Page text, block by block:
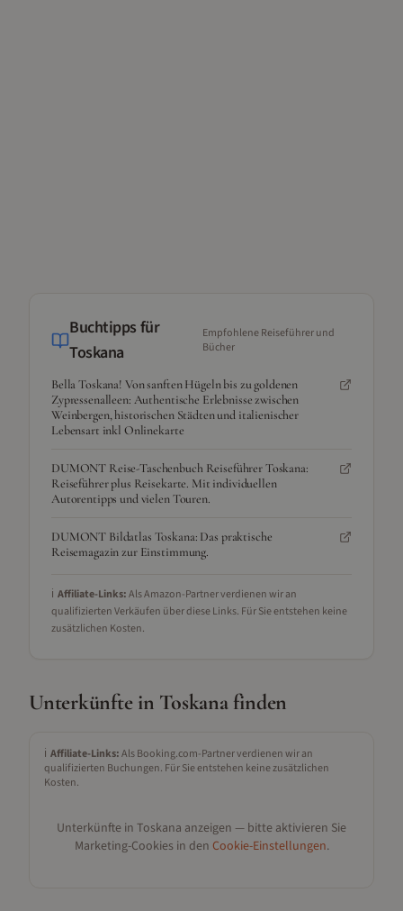
Buchtipps für
Toskana
Empfohlene Reiseführer und
Bücher
Bella Toskana! Von sanften Hügeln bis zu goldenen
Zypressenalleen: Authentische Erlebnisse zwischen
Weinbergen, historischen Städten und italienischer
Lebensart inkl Onlinekarte
DUMONT Reise-Taschenbuch Reiseführer Toskana:
Reiseführer plus Reisekarte. Mit individuellen
Autorentipps und vielen Touren.
DUMONT Bildatlas Toskana: Das praktische
Reisemagazin zur Einstimmung.
ℹ️ Affiliate-Links:Als Amazon-Partner verdienen wir an
qualifizierten Verkäufen über diese Links. Für Sie entstehen keine
zusätzlichen Kosten.
Unterkünfte in Toskanafinden
ℹ️ Affiliate-Links:Als Booking.com-Partner verdienen wir an
qualifizierten Buchungen. Für Sie entstehen keine zusätzlichen
Kosten.
Unterkünfte in Toskana anzeigen — bitte aktivieren Sie
Marketing-Cookies in den Cookie-Einstellungen.